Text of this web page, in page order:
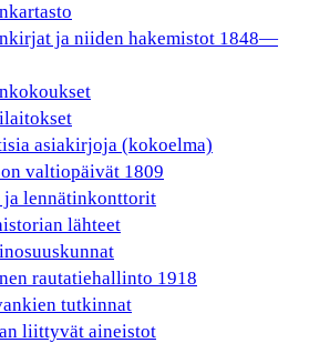
ja niiden hakemistot 1848—
asiakirjoja (kokoelma)
valtiopäivät 1809
ja lennätinkonttorit
lähteet
rautatiehallinto 1918
tutkinnat
liittyvät aineistot